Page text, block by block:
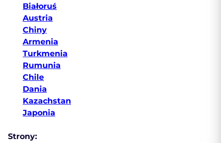
Białoruś
Austria
Chiny
Armenia
Turkmenia
Rumunia
Chile
Dania
Kazachstan
Japonia
Strony: